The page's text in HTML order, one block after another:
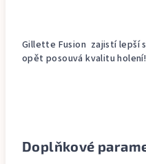
Gillette Fusion zajistí lepší
opět posouvá kvalitu holení!
Doplňkové